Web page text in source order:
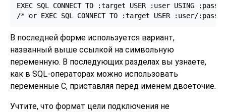
EXEC SQL CONNECT TO :target USER :user USING
/* or EXEC SQL CONNECT TO :target USER :user/
В последней форме используется вариант,
названный выше ссылкой на символьную
переменную. В последующих разделах вы узнаете,
как в SQL-операторах можно использовать
переменные C, приставляя перед именем двоеточие.
Учтите, что формат цели подключения не